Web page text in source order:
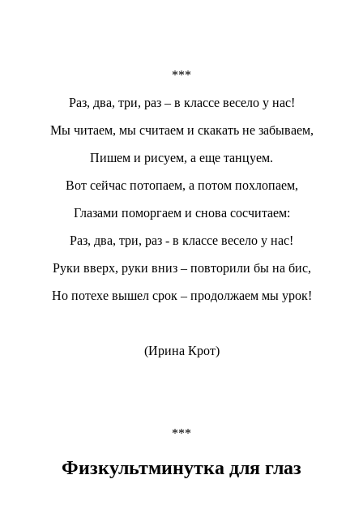
***
Раз, два, три, раз – в классе весело у нас!
Мы читаем, мы считаем и скакать не забываем,
Пишем и рисуем, а еще танцуем.
Вот сейчас потопаем, а потом похлопаем,
Глазами поморгаем и снова сосчитаем:
Раз, два, три, раз - в классе весело у нас!
Руки вверх, руки вниз – повторили бы на бис,
Но потехе вышел срок – продолжаем мы урок!
(Ирина Крот)
***
Физкультминутка для глаз